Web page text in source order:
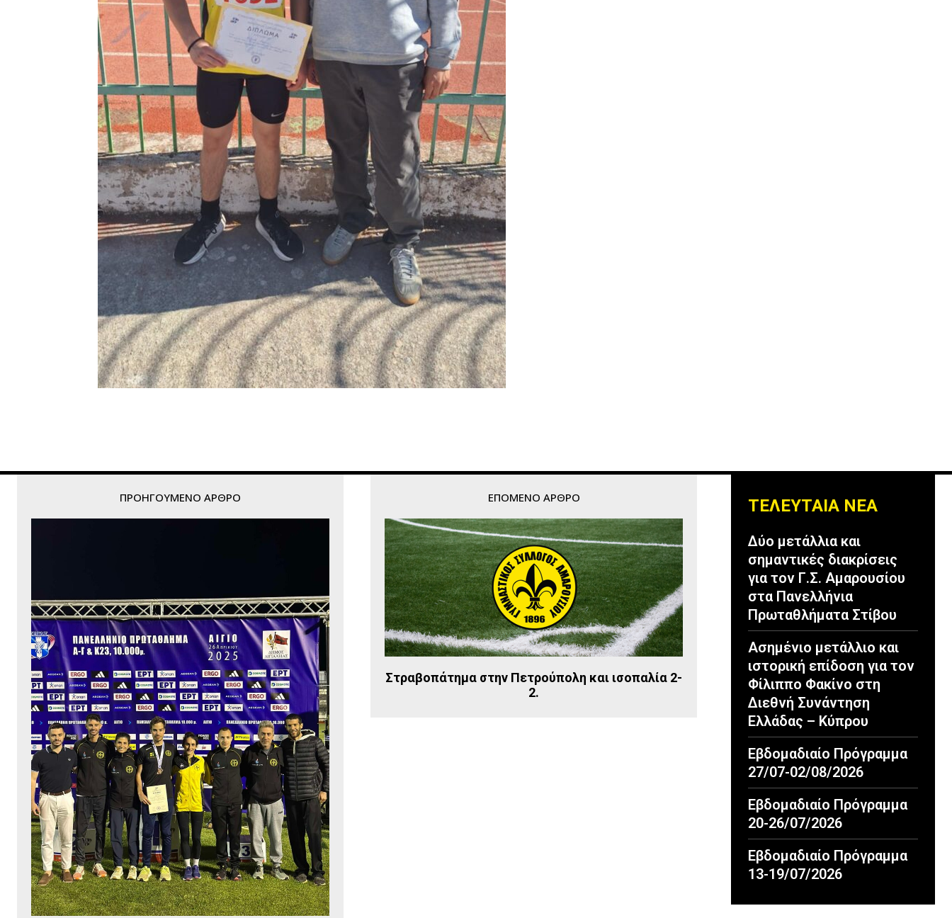
ΠΡΟΗΓΟΎΜΕΝΟ ΆΡΘΡΟ ΕΠΌΜΕΝΟ ΆΡΘΡΟ
Στραβοπάτημα στην Πετρούπολη και ισοπαλία 2-
2.
ΤΕΛΕΥΤΑΙΑ ΝΕΑ
Δύο μετάλλια και
σημαντικές διακρίσεις
για τον Γ.Σ. Αμαρουσίου
στα Πανελλήνια
Πρωταθλήματα Στίβου
Ασημένιο μετάλλιο και
ιστορική επίδοση για τον
Φίλιππο Φακίνο στη
Διεθνή Συνάντηση
Ελλάδας – Κύπρου
Εβδομαδιαίο Πρόγραμμα
27/07-02/08/2026
Εβδομαδιαίο Πρόγραμμα
20-26/07/2026
Εβδομαδιαίο Πρόγραμμα
13-19/07/2026